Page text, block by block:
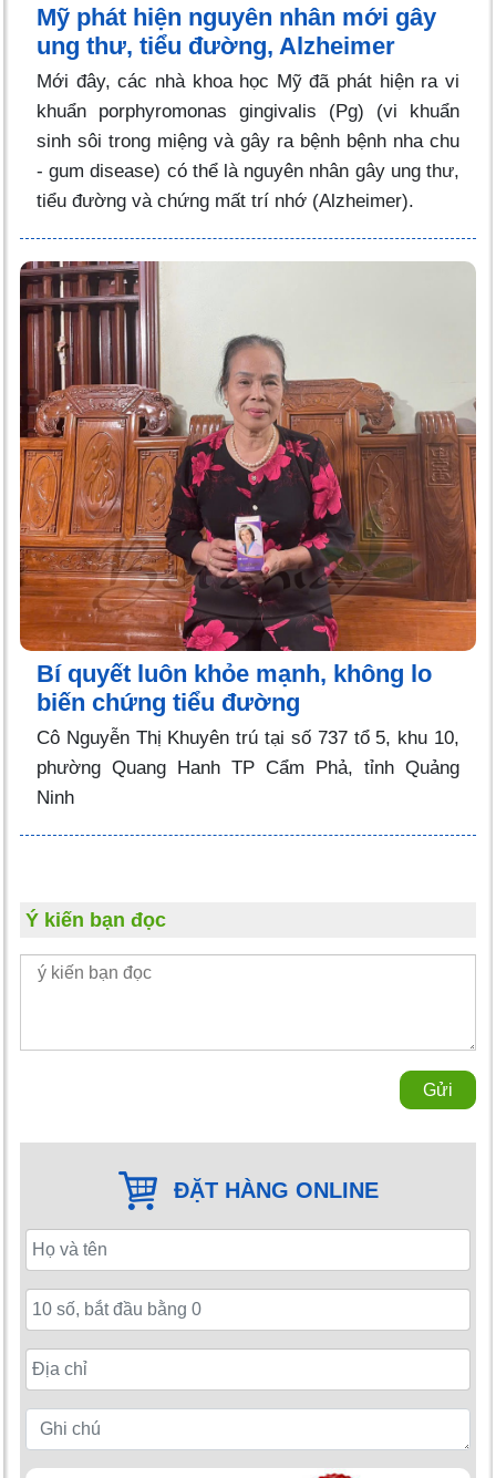
Mỹ phát hiện nguyên nhân mới gây
ung thư, tiểu đường, Alzheimer
Mới đây, các nhà khoa học Mỹ đã phát hiện ra vi
khuẩn porphyromonas gingivalis (Pg) (vi khuẩn
sinh sôi trong miệng và gây ra bệnh bệnh nha chu
- gum disease) có thể là nguyên nhân gây ung thư,
tiểu đường và chứng mất trí nhớ (Alzheimer).
Bí quyết luôn khỏe mạnh, không lo
biến chứng tiểu đường
Cô Nguyễn Thị Khuyên trú tại số 737 tổ 5, khu 10,
phường Quang Hanh TP Cẩm Phả, tỉnh Quảng
Ninh
Ý kiến bạn đọc
Gửi
ĐẶT HÀNG ONLINE